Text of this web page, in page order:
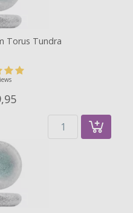
Torus Tundra
95